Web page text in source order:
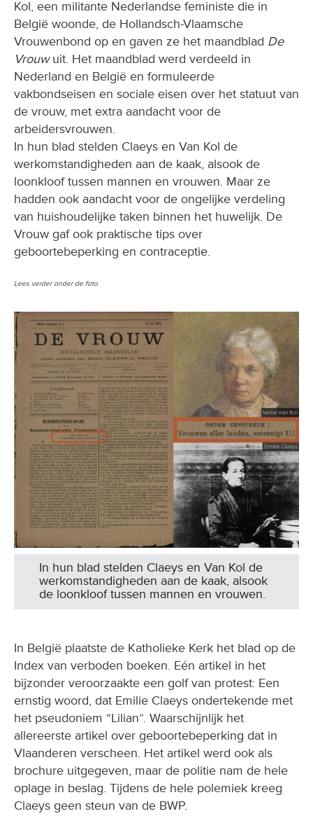
Kol, een militante Nederlandse feministe die in
België woonde, de Hollandsch-Vlaamsche
Vrouwenbond op en gaven ze het maandblad De
Vrouwuit. Het maandblad werd verdeeld in
Nederland en België en formuleerde
vakbondseisen en sociale eisen over het statuut van
de vrouw, met extra aandacht voor de
arbeidersvrouwen.
In hun blad stelden Claeys en Van Kol de
werkomstandigheden aan de kaak, alsook de
loonkloof tussen mannen en vrouwen. Maar ze
hadden ook aandacht voor de ongelijke verdeling
van huishoudelijke taken binnen het huwelijk. De
Vrouw gaf ook praktische tips over
geboortebeperking en contraceptie.
Lees verder onder de foto
In hun blad stelden Claeys en Van Kol de
werkomstandigheden aan de kaak, alsook
de loonkloof tussen mannen en vrouwen.
In België plaatste de Katholieke Kerk het blad op de
Index van verboden boeken. Eén artikel in het
bijzonder veroorzaakte een golf van protest: Een
ernstig woord, dat Emilie Claeys ondertekende met
het pseudoniem “Lilian”. Waarschijnlijk het
allereerste artikel over geboortebeperking dat in
Vlaanderen verscheen. Het artikel werd ook als
brochure uitgegeven, maar de politie nam de hele
oplage in beslag. Tijdens de hele polemiek kreeg
Claeys geen steun van de BWP.